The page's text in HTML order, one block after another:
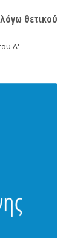
θετικού
Α'